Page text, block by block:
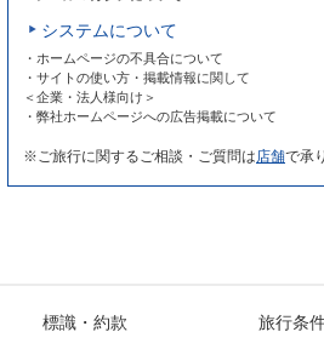
システムについて
・ホームページの不具合について
・サイトの使い方・掲載情報に関して
＜企業・法人様向け＞
・弊社ホームページへの広告掲載について
※ご旅行に関するご相談・ご質問は店舗で承
標識・約款 旅行条